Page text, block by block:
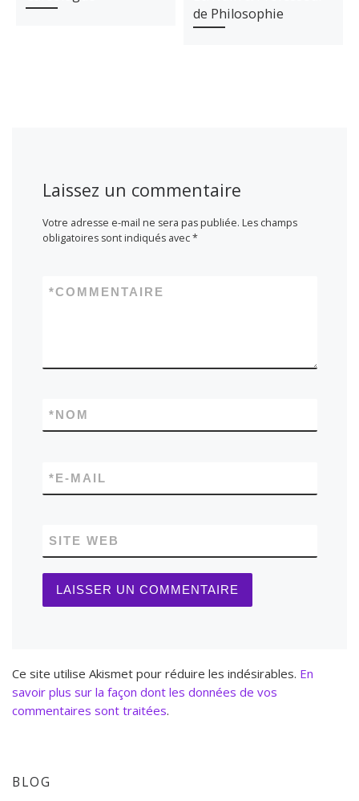
de Philosophie
Laissez un commentaire
Votre adresse e-mail ne sera pas publiée. Les champs
obligatoires sont indiqués avec*
COMMENTAIRE
*
NOM
*
E-MAIL
*
SITE WEB
Ce site utilise Akismet pour réduire les indésirables. En
savoir plus sur la façon dont les données de vos
commentaires sont traitées.
BLOG